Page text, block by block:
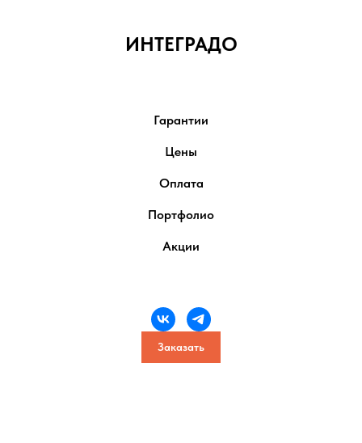
ИНТЕГРАДО
Гарантии
Цены
Оплата
Портфолио
Акции
Заказать